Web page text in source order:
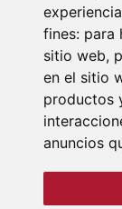
fines: para
sitio web,
en el sitio
productos
anuncios
El Colegio
Aviso legal
Política de
Política de